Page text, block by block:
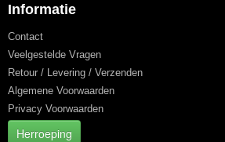
Informatie
Contact
Veelgestelde Vragen
Retour / Levering / Verzenden
Algemene Voorwaarden
Privacy Voorwaarden
Herroeping